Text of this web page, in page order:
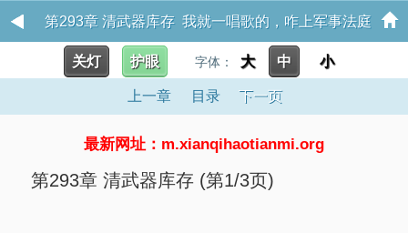
第293章 清武器库存 我就一唱歌的，咋上军事法庭
了？
关灯 护眼 字体： 大 中 小
上一章 目录 下一页
最新网址：m.xianqihaotianmi.org
第293章 清武器库存 (第1/3页)